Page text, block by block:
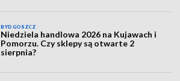
BYDGOSZCZ
Niedziela handlowa 2026 na Kujawach i
Pomorzu. Czy sklepy są otwarte 2
sierpnia?